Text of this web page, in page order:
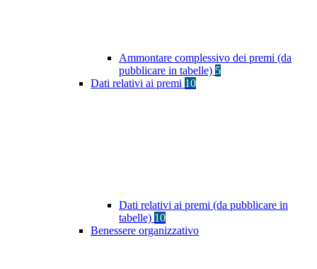
Ammontare complessivo dei premi (da
pubblicare in tabelle) 5
Dati relativi ai premi 10
Dati relativi ai premi (da pubblicare in
tabelle) 10
Benessere organizzativo